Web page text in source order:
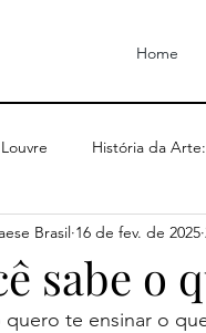
Home
História da Arte:
sabe o
Brasil 16 de fev. de 2025
quero te ensinar o